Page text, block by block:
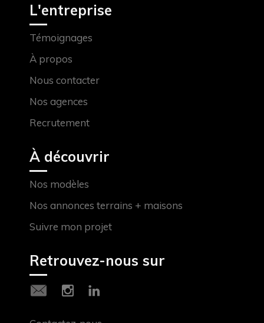
L'entreprise
Témoignages
À propos
Nous contacter
Nos agences
Recrutement
À découvrir
Nos modèles
Nos annonces terrains + maisons
Suivre mon projet
Retrouvez-nous sur